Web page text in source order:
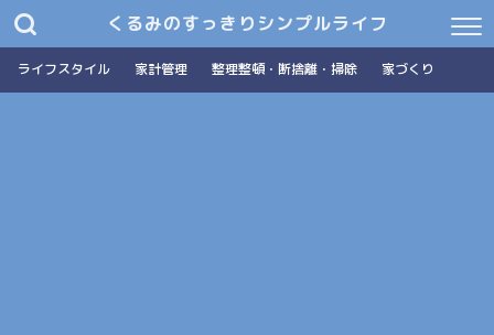
くるみのすっきりシンプルライフ
ライフスタイル 家計管理 整理整頓・断捨離・掃除 家づくり